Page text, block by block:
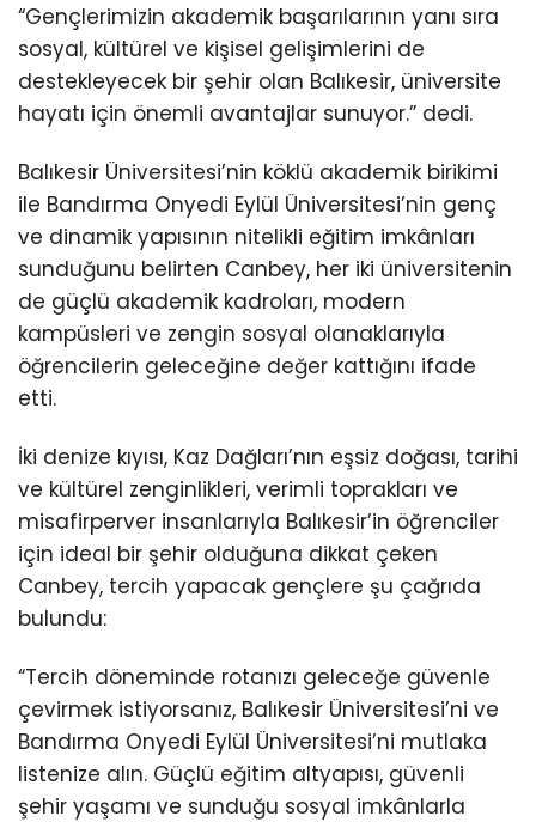
“Gençlerimizin akademik başarılarının yanı sıra
sosyal, kültürel ve kişisel gelişimlerini de
destekleyecek bir şehir olan Balıkesir, üniversite
hayatı için önemli avantajlar sunuyor.” dedi.
Balıkesir Üniversitesi’nin köklü akademik birikimi
ile Bandırma Onyedi Eylül Üniversitesi’nin genç
ve dinamik yapısının nitelikli eğitim imkânları
sunduğunu belirten Canbey, her iki üniversitenin
de güçlü akademik kadroları, modern
kampüsleri ve zengin sosyal olanaklarıyla
öğrencilerin geleceğine değer kattığını ifade
etti.
İki denize kıyısı, Kaz Dağları’nın eşsiz doğası, tarihi
ve kültürel zenginlikleri, verimli toprakları ve
misafirperver insanlarıyla Balıkesir’in öğrenciler
için ideal bir şehir olduğuna dikkat çeken
Canbey, tercih yapacak gençlere şu çağrıda
bulundu:
“Tercih döneminde rotanızı geleceğe güvenle
çevirmek istiyorsanız, Balıkesir Üniversitesi’ni ve
Bandırma Onyedi Eylül Üniversitesi’ni mutlaka
listenize alın. Güçlü eğitim altyapısı, güvenli
şehir yaşamı ve sunduğu sosyal imkânlarla